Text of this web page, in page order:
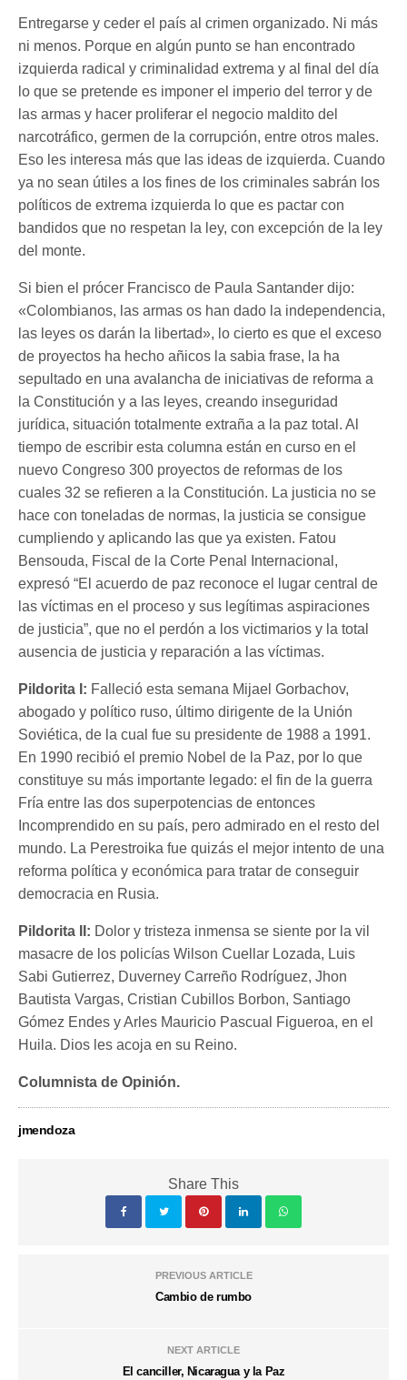
Entregarse y ceder el país al crimen organizado. Ni más
ni menos. Porque en algún punto se han encontrado
izquierda radical y criminalidad extrema y al final del día
lo que se pretende es imponer el imperio del terror y de
las armas y hacer proliferar el negocio maldito del
narcotráfico, germen de la corrupción, entre otros males.
Eso les interesa más que las ideas de izquierda. Cuando
ya no sean útiles a los fines de los criminales sabrán los
políticos de extrema izquierda lo que es pactar con
bandidos que no respetan la ley, con excepción de la ley
del monte.
Si bien el prócer Francisco de Paula Santander dijo:
«Colombianos, las armas os han dado la independencia,
las leyes os darán la libertad», lo cierto es que el exceso
de proyectos ha hecho añicos la sabia frase, la ha
sepultado en una avalancha de iniciativas de reforma a
la Constitución y a las leyes, creando inseguridad
jurídica, situación totalmente extraña a la paz total. Al
tiempo de escribir esta columna están en curso en el
nuevo Congreso 300 proyectos de reformas de los
cuales 32 se refieren a la Constitución. La justicia no se
hace con toneladas de normas, la justicia se consigue
cumpliendo y aplicando las que ya existen. Fatou
Bensouda, Fiscal de la Corte Penal Internacional,
expresó “El acuerdo de paz reconoce el lugar central de
las víctimas en el proceso y sus legítimas aspiraciones
de justicia”, que no el perdón a los victimarios y la total
ausencia de justicia y reparación a las víctimas.
Pildorita I: Falleció esta semana Mijael Gorbachov,
abogado y político ruso, último dirigente de la Unión
Soviética, de la cual fue su presidente de 1988 a 1991.
En 1990 recibió el premio Nobel de la Paz, por lo que
constituye su más importante legado: el fin de la guerra
Fría entre las dos superpotencias de entonces
Incomprendido en su país, pero admirado en el resto del
mundo. La Perestroika fue quizás el mejor intento de una
reforma política y económica para tratar de conseguir
democracia en Rusia.
Pildorita II: Dolor y tristeza inmensa se siente por la vil
masacre de los policías Wilson Cuellar Lozada, Luis
Sabi Gutierrez, Duverney Carreño Rodríguez, Jhon
Bautista Vargas, Cristian Cubillos Borbon, Santiago
Gómez Endes y Arles Mauricio Pascual Figueroa, en el
Huila. Dios les acoja en su Reino.
Columnista de Opinión.
jmendoza
Share This
PREVIOUS ARTICLE
Cambio de rumbo
NEXT ARTICLE
El canciller, Nicaragua y la Paz